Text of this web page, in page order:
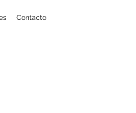
Contacto